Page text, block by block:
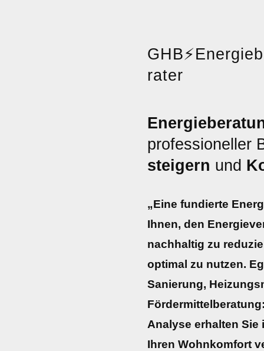
GHB⚡
rater
professioneller
steigern und
„Eine fundierte
Ihnen, den
nachhaltig zu
optimal zu nutzen.
Sanierung,
Analyse erhalten
Ihren Wohnkomfort